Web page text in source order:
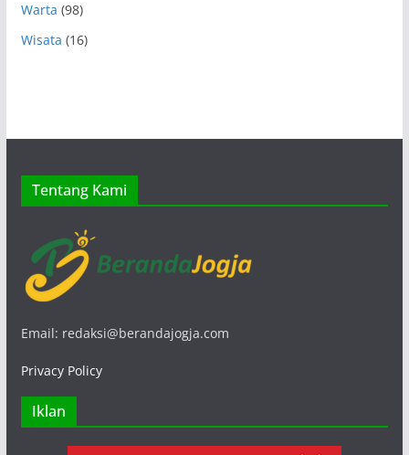
Warta (98)
Wisata (16)
Tentang Kami
Email: redaksi@berandajogja.com
Privacy Policy
Iklan